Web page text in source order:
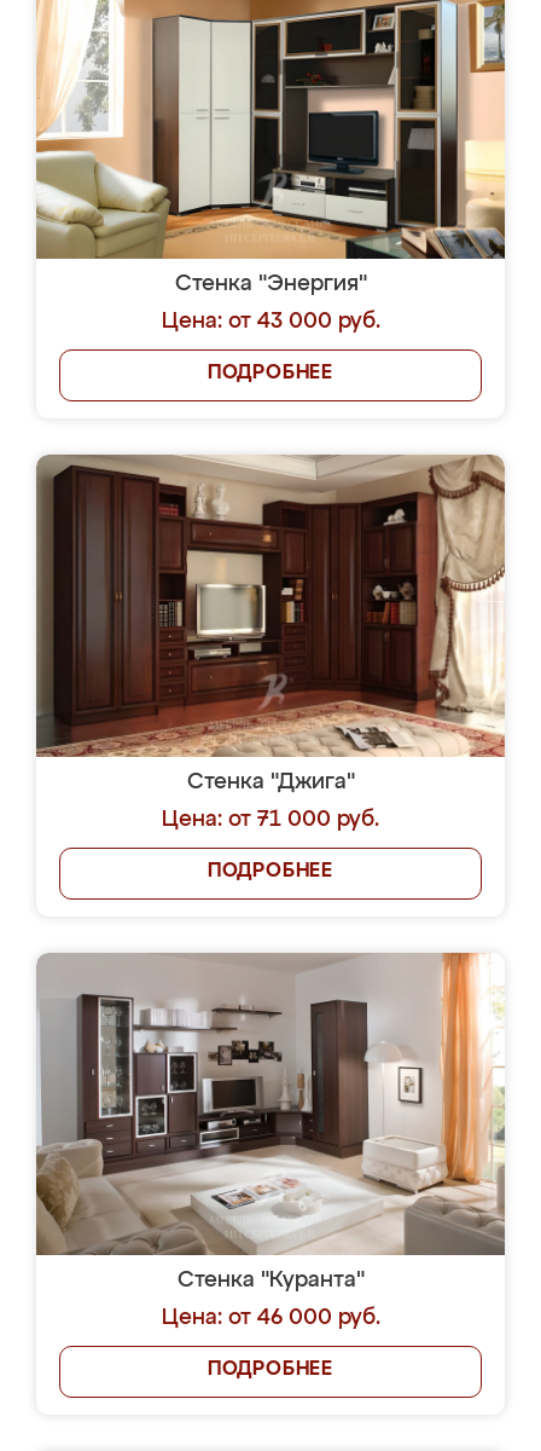
Стенка "Энергия"
Цена: от 43 000 руб.
ПОДРОБНЕЕ
Стенка "Джига"
Цена: от 71 000 руб.
ПОДРОБНЕЕ
Стенка "Куранта"
Цена: от 46 000 руб.
ПОДРОБНЕЕ